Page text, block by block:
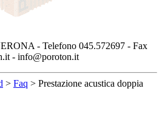
- Telefono 045.572697 - Fax
- info@poroton.it
> Faq > Prestazione acustica doppia